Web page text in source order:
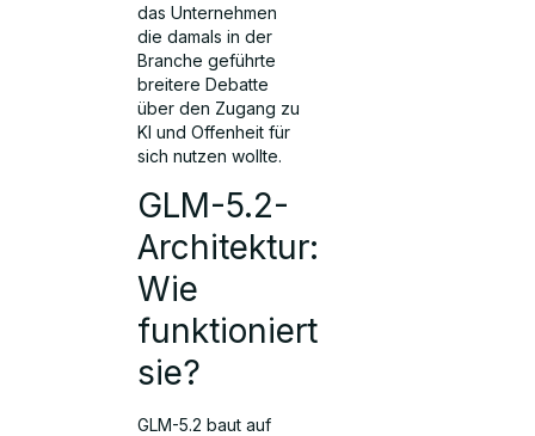
das Unternehmen
die damals in der
Branche geführte
breitere Debatte
über den Zugang zu
KI und Offenheit für
sich nutzen wollte.
GLM-5.2-
Architektur:
Wie
funktioniert
sie?
GLM-5.2 baut auf